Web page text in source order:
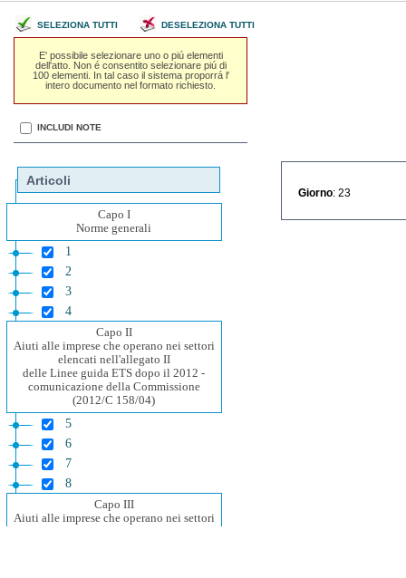
SELEZIONA TUTTI DESELEZIONA TUTTI
E' possibile selezionare uno o piú elementi
dell'atto. Non é consentito selezionare piú di
100 elementi. In tal caso il sistema proporrá l'
intero documento nel formato richiesto.
INCLUDI NOTE
Articoli
Capo I
Norme generali
1
2
3
4
Capo II
Aiuti alle imprese che operano nei settori
elencati nell'allegato II
delle Linee guida ETS dopo il 2012 -
comunicazione della Commissione
(2012/C 158/04)
5
6
7
8
Capo III
Aiuti alle imprese che operano nei settori
Giorno : 23